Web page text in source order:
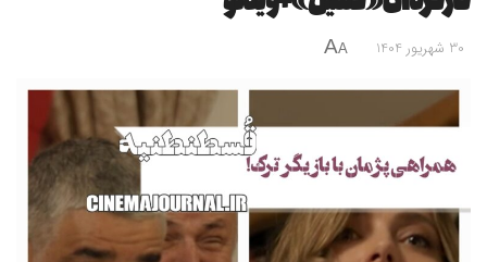
30 شهریور 1404 A
A